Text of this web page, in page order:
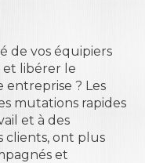
de vos équipiers
libérer le
entreprise ? Les
mutations rapides
et à des
clients, ont plus
et